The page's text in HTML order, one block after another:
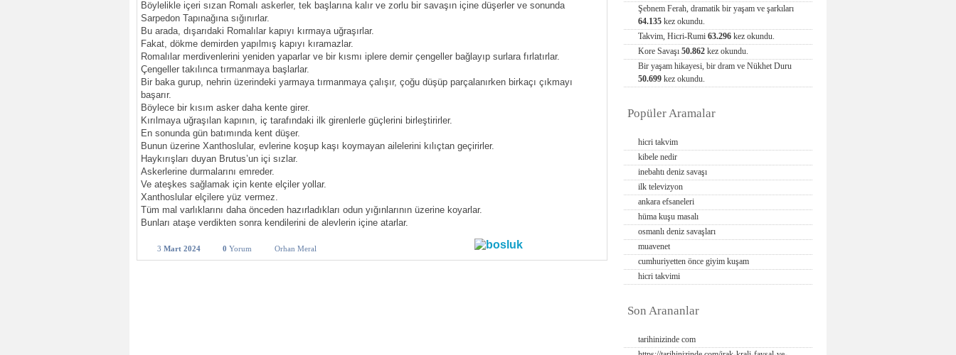
Böylelikle içeri sızan Romalı askerler, tek başlarına kalır ve zorlu bir savaşın içine düşerler ve sonunda
Sarpedon Tapınağına sığınırlar.
Bu arada, dışarıdaki Romalılar kapıyı kırmaya uğraşırlar.
Fakat, dökme demirden yapılmış kapıyı kıramazlar.
Romalılar merdivenlerini yeniden yaparlar ve bir kısmı iplere demir çengeller bağlayıp surlara fırlatırlar.
Çengeller takılınca tırmanmaya başlarlar.
Bir baka gurup, nehrin üzerindeki yarmaya tırmanmaya çalışır, çoğu düşüp parçalanırken birkaçı çıkmayı
başarır.
Böylece bir kısım asker daha kente girer.
Kırılmaya uğraşılan kapının, iç tarafındaki ilk girenlerle güçlerini birleştirirler.
En sonunda gün batımında kent düşer.
Bunun üzerine Xanthoslular, evlerine koşup kaşı koymayan ailelerini kılıçtan geçirirler.
Haykırışları duyan Brutus’un içi sızlar.
Askerlerine durmalarını emreder.
Ve ateşkes sağlamak için kente elçiler yollar.
Xanthoslular elçilere yüz vermez.
Tüm mal varlıklarını daha önceden hazırladıkları odun yığınlarının üzerine koyarlar.
Bunları ataşe verdikten sonra kendilerini de alevlerin içine atarlar.
3 Mart 2024 0 Yorum Orhan Meral
Şebnem Ferah, dramatik bir yaşam ve şarkıları
64.135 kez okundu.
Takvim, Hicri-Rumi 63.296 kez okundu.
Kore Savaşı 50.862 kez okundu.
Bir yaşam hikayesi, bir dram ve Nükhet Duru
50.699 kez okundu.
Popüler Aramalar
hicri takvim
kibele nedir
inebahtı deniz savaşı
ilk televizyon
ankara efsaneleri
hüma kuşu masalı
osmanlı deniz savaşları
muavenet
cumhuriyetten önce giyim kuşam
hicri takvimi
Son Arananlar
tarihinizinde com